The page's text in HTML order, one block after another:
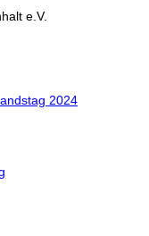
e.V.
2024